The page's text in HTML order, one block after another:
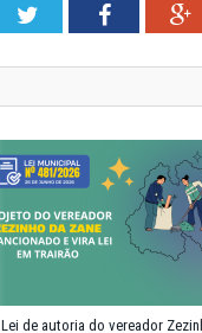
TwitterFacebook
Lei de autoria do vereador